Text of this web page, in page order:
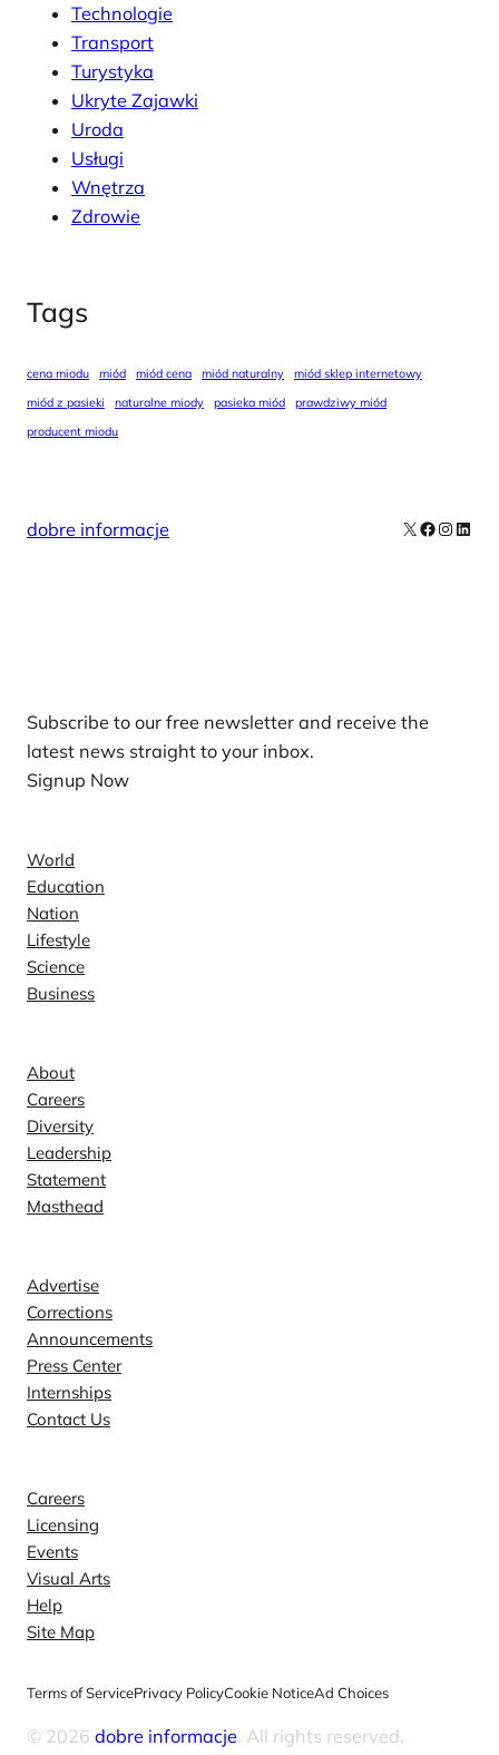
Technologie
Transport
Turystyka
Ukryte Zajawki
Uroda
Usługi
Wnętrza
Zdrowie
Tags
cena miodu miód miód cena miód naturalny
miód sklep internetowy
miód z pasieki
naturalne miody pasieka miód
prawdziwy miód
producent miodu
dobre informacje X Facebook
Subscribe to our free newsletter and receive the
latest news straight to your inbox.
Signup Now
World
Education
Nation
Lifestyle
Science
Business
About
Careers
Diversity
Leadership
Statement
Masthead
Advertise
Corrections
Announcements
Press Center
Internships
Contact Us
Careers
Licensing
Events
Visual Arts
Help
Site Map
Terms of ServicePrivacy PolicyCookie NoticeAd Choices
© 2026 dobre informacje. All rights reserved.